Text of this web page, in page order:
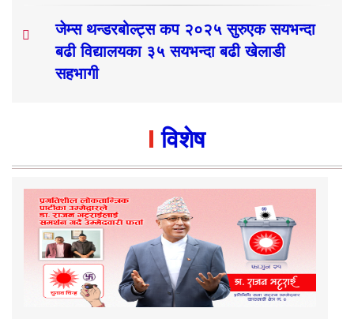
जेम्स थन्डरबोल्ट्स कप २०२५ सुरुएक सयभन्दा
बढी विद्यालयका ३५ सयभन्दा बढी खेलाडी
सहभागी
विशेष